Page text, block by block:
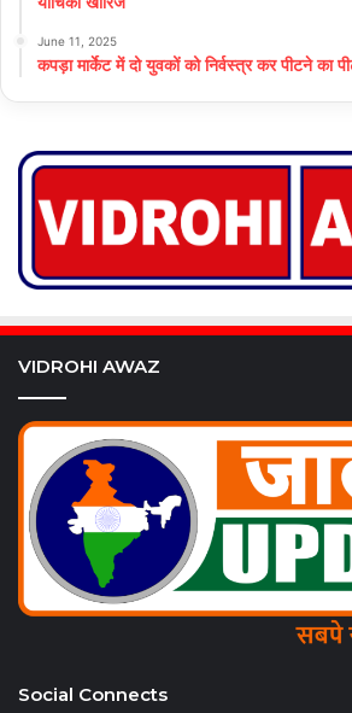
June 11, 2025
कपड़ा मार्केट में दो युवकों को निर्वस्त्र कर पीटने का
VIDROHI AWAZ
Social Connects